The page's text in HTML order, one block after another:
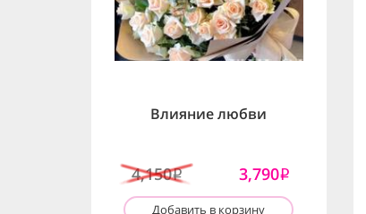
Влияние любви
4,150i 3,790i
Добавить в корзину